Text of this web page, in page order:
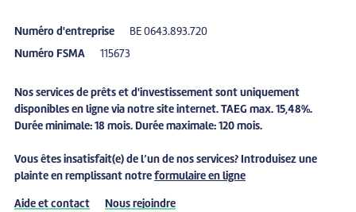
Numéro d'entreprise BE 0643.893.720
Numéro FSMA 115673
Nos services de prêts et d'investissement sont uniquement
disponibles en ligne via notre site internet. TAEG max. 15,48%.
Durée minimale: 18 mois. Durée maximale: 120 mois.
Vous êtes insatisfait(e) de l’un de nos services? Introduisez une
plainte en remplissant notre formulaire en ligne
Aide et contact Nous rejoindre